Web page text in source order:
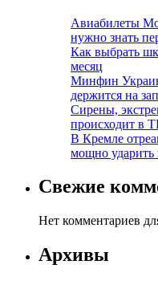
Авиабилеты
нужно знать
Как выбрать
месяц
Минфин
держится на
Сирены,
происходит в
В Кремле
мощно ударить
Свежие
Нет комментариев
Архивы